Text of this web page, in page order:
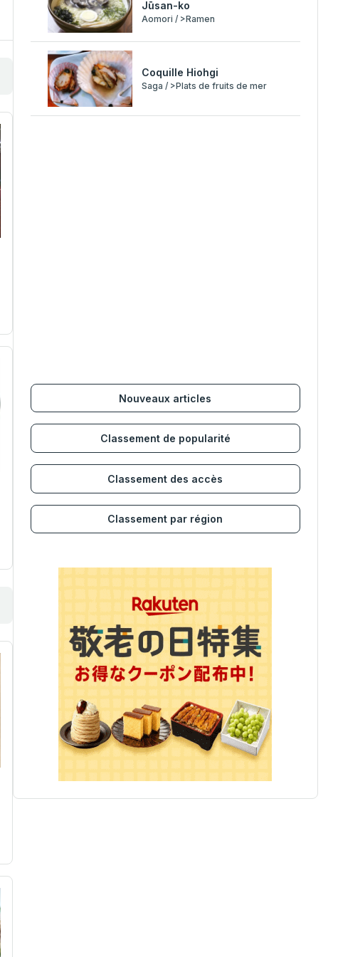
Jūsan-ko
Aomori / >Ramen
Coquille Hiohgi
Saga / >Plats de fruits de mer
Nouveaux articles
Classement de popularité
Classement des accès
Classement par région